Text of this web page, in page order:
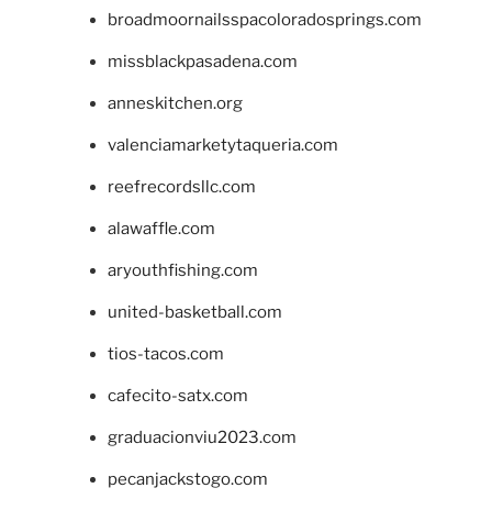
broadmoornailsspacoloradosprings.com
missblackpasadena.com
anneskitchen.org
valenciamarketytaqueria.com
reefrecordsllc.com
alawaffle.com
aryouthfishing.com
united-basketball.com
tios-tacos.com
cafecito-satx.com
graduacionviu2023.com
pecanjackstogo.com